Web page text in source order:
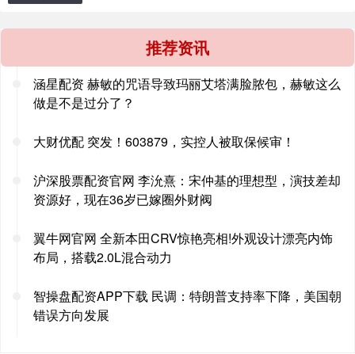
推荐资讯
涵星配资 赫敏的咒语导致玛丽艾塔满脸脓包，赫敏这么
做是不是过分了？
大财优配 突发！603879，实控人被取保候审！
沪深股票配资官网 李沇熹：宋仲基的理想型，演技差却
资源好，现在36岁已嫁圈外财阀
翼牛网官网 全新本田CRV惊艳亮相!外观设计漂亮内饰
布局，搭载2.0L混合动力
智操盘配资APP下载 民调：特朗普支持率下降，美国朝
错误方向发展